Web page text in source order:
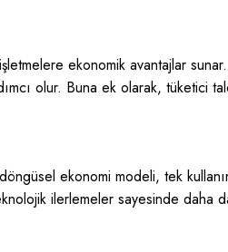
ekonomik avantajlar
olur. Buna ek olarak, tüketici
ekonomi modeli, tek
ilerlemeler sayesinde daha